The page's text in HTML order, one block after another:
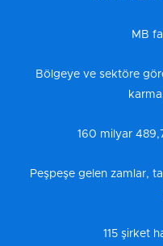
MB
Bölgeye ve sektöre
160 milyar
Peşpeşe gelen zamlar,
115 şirket